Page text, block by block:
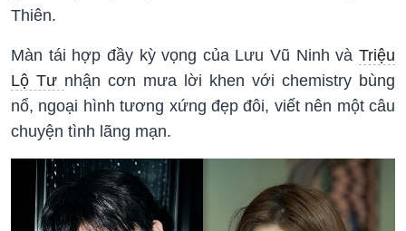
Thiên.
Màn tái hợp đầy kỳ vọng của Lưu Vũ Ninh và Triệu
Lộ Tư nhận cơn mưa lời khen với chemistry bùng
nổ, ngoại hình tương xứng đẹp đôi, viết nên một câu
chuyện tình lãng mạn.